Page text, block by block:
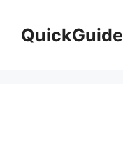
QuickGuide